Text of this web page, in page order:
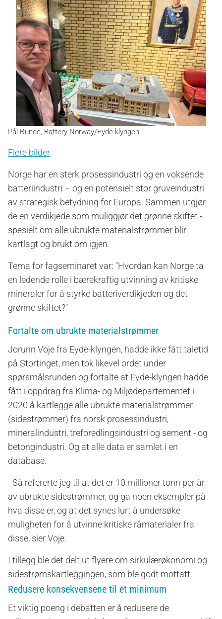
Pål Runde, Battery Norway/Eyde-klyngen
Flere bilder
Norge har en sterk prosessindustri og en voksende
batteriindustri – og en potensielt stor gruveindustri
av strategisk betydning for Europa. Sammen utgjør
de en verdikjede som muliggjør det grønne skiftet -
spesielt om alle ubrukte materialstrømmer blir
kartlagt og brukt om igjen.
Tema for fagseminaret var: "Hvordan kan Norge ta
en ledende rolle i bærekraftig utvinning av kritiske
mineraler for å styrke batteriverdikjeden og det
grønne skiftet?"
Fortalte om ubrukte materialstrømmer
Jorunn Voje fra Eyde-klyngen, hadde ikke fått taletid
på Stortinget, men tok likevel ordet under
spørsmålsrunden og fortalte at Eyde-klyngen hadde
fått i oppdrag fra Klima- og Miljødepartementet i
2020 å kartlegge alle ubrukte materialstrømmer
(sidestrømmer) fra norsk prosessindustri,
mineralindustri, treforedlingsindustri og sement - og
betongindustri. Og at alle data er samlet i en
database.
- Så refererte jeg til at det er 10 millioner tonn per år
av ubrukte sidestrømmer, og ga noen eksempler på
hva disse er, og at det synes lurt å undersøke
muligheten for å utvinne kritiske råmaterialer fra
disse, sier Voje.
I tillegg ble det delt ut flyereom sirkulærøkonomi og
sidestrømskartleggingen, som ble godt mottatt.
Redusere konsekvensene til et minimum
Et viktig poeng i debatten er å redusere de